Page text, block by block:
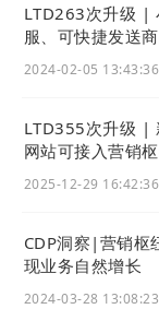
LTD263次升级 |
服、可快捷发送
2024-02-05 13:43:36
LTD355次升级 |
网站可接入营销
2025-12-29 16:42:36
CDP洞察|营销枢
现业务自然增长
2024-03-28 13:08:23